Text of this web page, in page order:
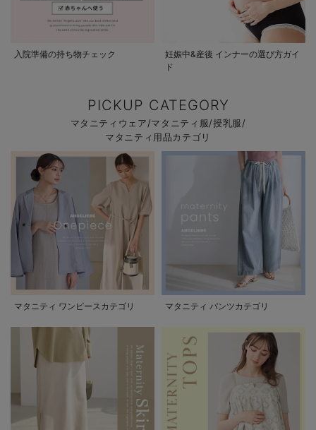
入院準備の持ち物チェック
妊娠中&産後 インナーの選び方ガイ
ド
PICKUP CATEGORY
マタニティウェア/マタニティ服/授乳服/
マタニティ用品カテゴリ
マタニティ ワンピースカテゴリ マタニティ パンツカテゴリ